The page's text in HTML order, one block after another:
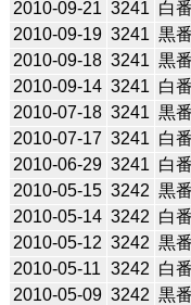
2010-09-21 3241 白番
2010-09-19 3241 黒番
2010-09-18 3241 黒番
2010-09-14 3241 白番
2010-07-18 3241 黒番
2010-07-17 3241 白番
2010-06-29 3241 白番
2010-05-15 3242 黒番
2010-05-14 3242 白番
2010-05-12 3242 黒番
2010-05-11 3242 白番
2010-05-09 3242 黒番